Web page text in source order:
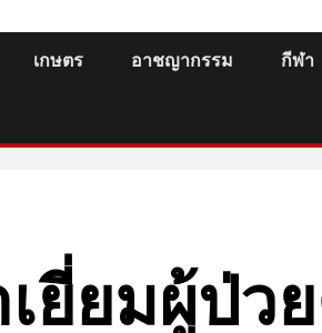
เกษตร อาชญากรรม กีฬา
ยี่ยมผู้ป่ว